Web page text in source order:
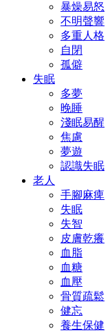
暴燥易怒
不明聲響
多重人格
自閉
孤僻
失眠
多夢
晚睡
淺眠易醒
焦慮
夢遊
認識失眠
老人
手腳麻痺
失眠
失智
皮膚乾癢
血脂
血糖
血壓
骨質疏鬆
健忘
養生保健